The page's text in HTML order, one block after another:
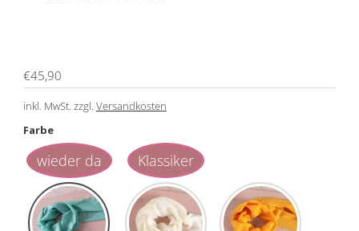
Regulärer
Preis
€45,90
inkl. MwSt. zzgl. Versandkosten
Farbe
wieder da Klassiker